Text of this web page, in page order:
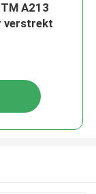
A213
verstrekt